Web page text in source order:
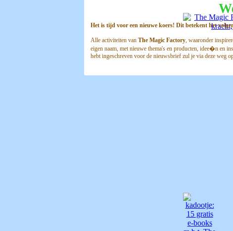
Het is tijd voor een nieuwe koers! Dit betekent het
Alle activiteiten van The Magic Factory, waaronder
eigen naam, met nieuwe thema's en producten, idee�n en
hebt ingeschreven voor de nieuwsbrief zul je via deze weg